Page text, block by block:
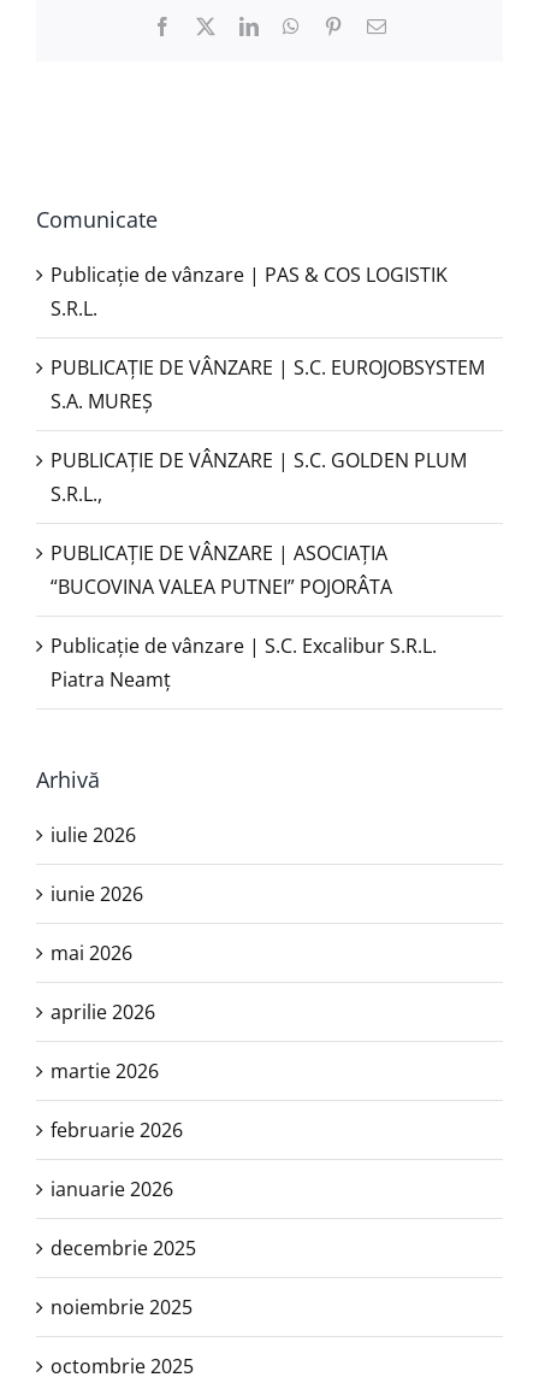
Facebook LinkedInWhatsApp
Pinterest
E-
Comunicate
Publicație de vânzare | PAS & COS LOGISTIK
S.R.L.
PUBLICAŢIE DE VÂNZARE | S.C. EUROJOBSYSTEM
S.A. MUREȘ
PUBLICAȚIE DE VÂNZARE | S.C. GOLDEN PLUM
S.R.L.,
PUBLICAŢIE DE VÂNZARE | ASOCIAȚIA
“BUCOVINA VALEA PUTNEI” POJORÂTA
Publicație de vânzare | S.C. Excalibur S.R.L.
Piatra Neamţ
Arhivă
iulie 2026
iunie 2026
mai 2026
aprilie 2026
martie 2026
februarie 2026
ianuarie 2026
decembrie 2025
noiembrie 2025
octombrie 2025